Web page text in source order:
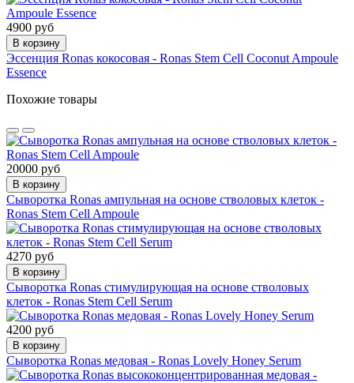
4900 руб
В корзину
Эссенция Ronas кокосовая - Ronas Stem Cell Coconut Ampoule
Essence
Похожие товары
20000 руб
В корзину
Сыворотка Ronas ампульная на основе стволовых клеток -
Ronas Stem Cell Ampoule
4270 руб
В корзину
Сыворотка Ronas стимулирующая на основе стволовых
клеток - Ronas Stem Cell Serum
4200 руб
В корзину
Сыворотка Ronas медовая - Ronas Lovely Honey Serum